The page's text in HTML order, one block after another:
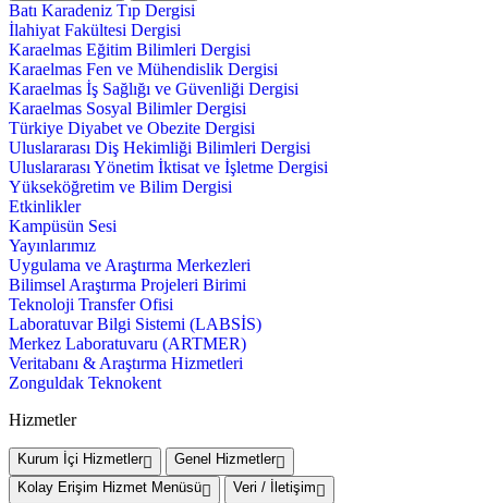
Batı Karadeniz Tıp Dergisi
İlahiyat Fakültesi Dergisi
Karaelmas Eğitim Bilimleri Dergisi
Karaelmas Fen ve Mühendislik Dergisi
Karaelmas İş Sağlığı ve Güvenliği Dergisi
Karaelmas Sosyal Bilimler Dergisi
Türkiye Diyabet ve Obezite Dergisi
Uluslararası Diş Hekimliği Bilimleri Dergisi
Uluslararası Yönetim İktisat ve İşletme Dergisi
Yükseköğretim ve Bilim Dergisi
Etkinlikler
Kampüsün Sesi
Yayınlarımız
Uygulama ve Araştırma Merkezleri
Bilimsel Araştırma Projeleri Birimi
Teknoloji Transfer Ofisi
Laboratuvar Bilgi Sistemi (LABSİS)
Merkez Laboratuvaru (ARTMER)
Veritabanı & Araştırma Hizmetleri
Zonguldak Teknokent
Hizmetler
Kurum İçi Hizmetler
Genel Hizmetler
Kolay Erişim Hizmet Menüsü
Veri / İletişim